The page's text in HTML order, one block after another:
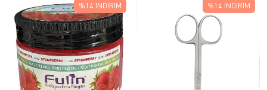
%14 İNDIRIM %14 İNDIRIM